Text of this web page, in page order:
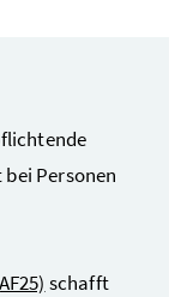
Personen
schafft